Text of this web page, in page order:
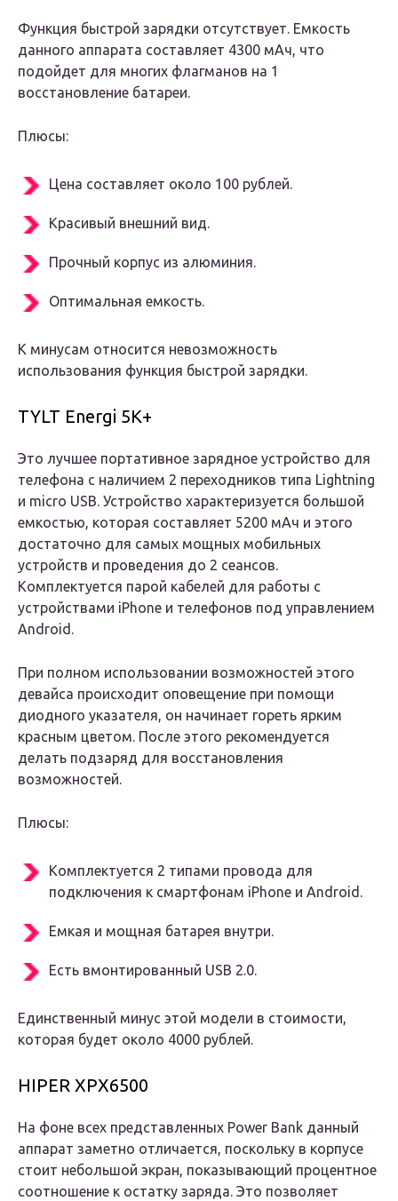
Функция быстрой зарядки отсутствует. Емкость
данного аппарата составляет 4300 мАч, что
подойдет для многих флагманов на 1
восстановление батареи.
Плюсы:
Цена составляет около 100 рублей.
Красивый внешний вид.
Прочный корпус из алюминия.
Оптимальная емкость.
К минусам относится невозможность
использования функция быстрой зарядки.
TYLT Energi 5K+
Это лучшее портативное зарядное устройство для
телефона с наличием 2 переходников типа Lightning
и micro USB. Устройство характеризуется большой
емкостью, которая составляет 5200 мАч и этого
достаточно для самых мощных мобильных
устройств и проведения до 2 сеансов.
Комплектуется парой кабелей для работы с
устройствами iPhone и телефонов под управлением
Android.
При полном использовании возможностей этого
девайса происходит оповещение при помощи
диодного указателя, он начинает гореть ярким
красным цветом. После этого рекомендуется
делать подзаряд для восстановления
возможностей.
Плюсы:
Комплектуется 2 типами провода для
подключения к смартфонам iPhone и Android.
Емкая и мощная батарея внутри.
Есть вмонтированный USB 2.0.
Единственный минус этой модели в стоимости,
которая будет около 4000 рублей.
HIPER XPX6500
На фоне всех представленных Power Bank данный
аппарат заметно отличается, поскольку в корпусе
стоит небольшой экран, показывающий процентное
соотношение к остатку заряда. Это позволяет